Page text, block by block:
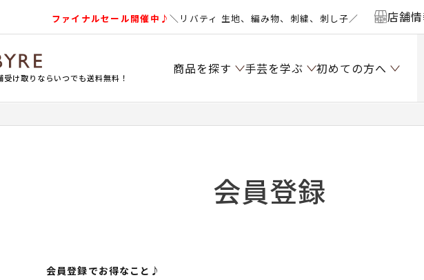
ファイナルセール開催中♪＼リバティ 生地、編み物、刺繍、刺し子／ 店舗
け取りならいつでも送料無料！
商品を探す 手芸を学ぶ 初めての方へ
会員登録
会員登録でお得なこと♪